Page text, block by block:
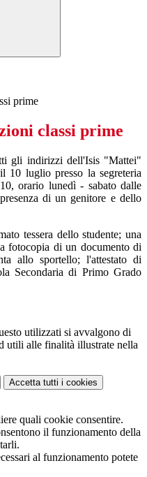
prime
classi prime
gli indirizzi dell'Isis "Mattei"
10 luglio presso la segreteria
orario lunedì - sabato dalle
di un genitore e dello
tessera dello studente; una
fotocopia di un documento di
allo sportello; l'attestato di
Secondaria di Primo Grado
utilizzati si avvalgono di
utili alle finalità illustrate nella
Accetta tutti i cookies
quali cookie consentire.
il funzionamento della
al funzionamento potete